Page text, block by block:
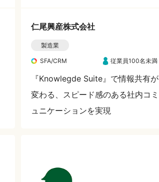
仁尾興産株式会社
製造業
SFA/CRM 従業員100名未満
『Knowlegde Suite』で情報共有が
変わる、スピード感のある社内コミ
ュニケーションを実現